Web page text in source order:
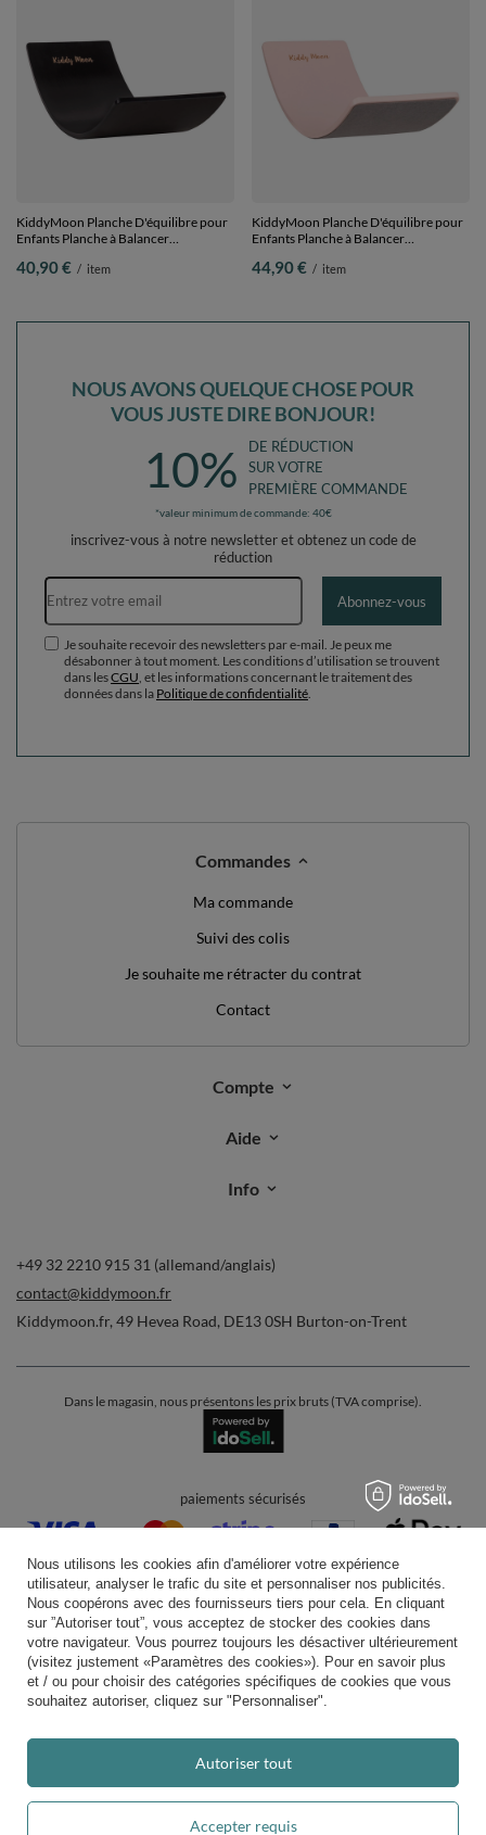
KiddyMoon Planche D'équilibre pour
Enfants Planche à Balancer
40,90 € / item
KiddyMoon Planche D'équilibre pour
Enfants Planche à Balancer
44,90 € / item
NOUS AVONS QUELQUE CHOSE POUR
VOUS JUSTE DIRE BONJOUR!
10%
DE RÉDUCTION
SUR VOTRE
PREMIÈRE COMMANDE
*valeur minimum de commande: 40€
inscrivez-vous à notre newsletter et obtenez un code de
réduction
Adresse e-mail
Abonnez-vous
Je souhaite recevoir des newsletters par e-mail. Je peux me
désabonner à tout moment. Les conditions d’utilisation se trouvent
dans lesCGU , et les informations concernant le traitement des
données dans la Politique de confidentialité
Commandes
Ma commande
Suivi des colis
Je souhaite me rétracter du contrat
Contact
Compte
Aide
Info
+49 32 2210 915 31 (allemand/anglais)
contact@kiddymoon.fr
Kiddymoon.fr, 49 Hevea Road, DE13 0SH Burton-on-Trent
Dans le magasin, nous présentons les prix bruts (TVA comprise).
paiements sécurisés
livraison pratique
vous pouvez nous faire confiance
Nous utilisons les cookies afin d'améliorer votre expérience
utilisateur, analyser le trafic du site et personnaliser nos publicités.
Nous coopérons avec des fournisseurs tiers pour cela. En cliquant
sur ”Autoriser tout”, vous acceptez de stocker des cookies dans
votre navigateur. Vous pourrez toujours les désactiver ultérieurement
(visitez justement «Paramètres des cookies»). Pour en savoir plus
et / ou pour choisir des catégories spécifiques de cookies que vous
souhaitez autoriser, cliquez sur "Personnaliser".
Accepter requis
Autoriser tout